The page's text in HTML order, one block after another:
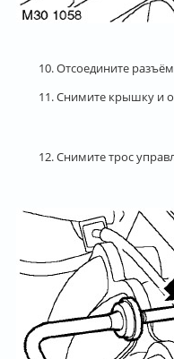
10. Отсоедините
11. Снимите крышку и
12. Снимите трос